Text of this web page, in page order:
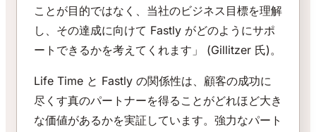
ことが目的ではなく、当社のビジネス目標を理解
し、その達成に向けて Fastly がどのようにサポ
ートできるかを考えてくれます」 (Gillitzer 氏)。
Life Time と Fastly の関係性は、顧客の成功に
尽くす真のパートナーを得ることがどれほど大き
な価値があるかを実証しています。強力なパート